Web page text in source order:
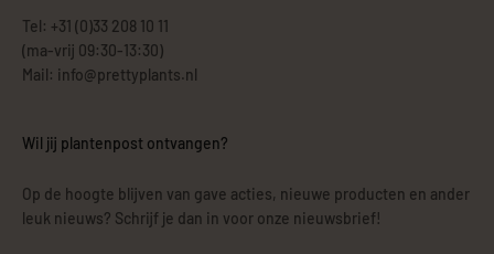
Tel: +31 (0)33 208 10 11
(ma-vrij 09:30-13:30)
Mail: info@prettyplants.nl
Wil jij plantenpost ontvangen?
Op de hoogte blijven van gave acties, nieuwe producten en ander
leuk nieuws? Schrijf je dan in voor onze nieuwsbrief!